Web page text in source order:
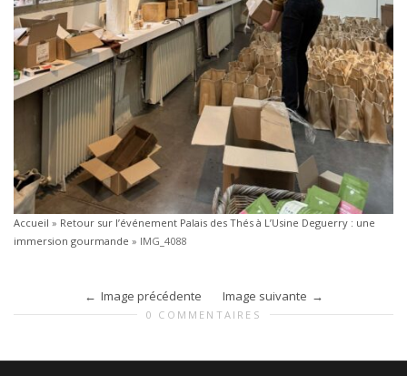
Accueil » Retour sur l’événement Palais des Thés à L’Usine Deguerry : une
immersion gourmande » IMG_4088
Image précédente Image suivante
0 COMMENTAIRES